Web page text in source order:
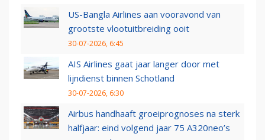
US-Bangla Airlines aan vooravond van
grootste vlootuitbreiding ooit
30-07-2026, 6:45
AIS Airlines gaat jaar langer door met
lijndienst binnen Schotland
30-07-2026, 6:30
Airbus handhaaft groeiprognoses na sterk
halfjaar: eind volgend jaar 75 A320neo’s